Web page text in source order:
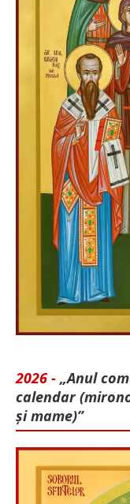
2026 - „Anul
calendar
și mame)”